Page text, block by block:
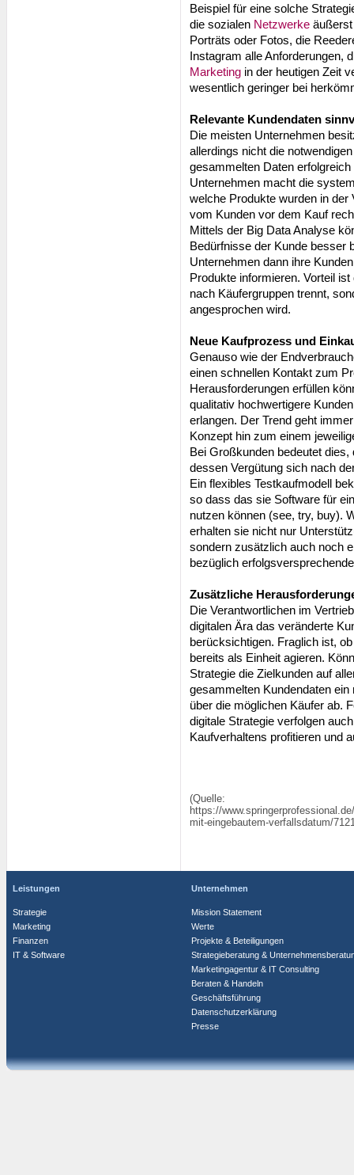
Beispiel für eine solche
die sozialen Netzwerke
Porträts oder Fotos, die
Instagram alle Anforderungen,
Marketing in der heutigen Zeit
wesentlich geringer bei
Relevante Kundendaten
Die meisten Unternehmen
allerdings nicht die
gesammelten Daten
Unternehmen macht die
welche Produkte wurden in der
vom Kunden vor dem Kauf
Mittels der Big Data Analyse
Bedürfnisse der Kunde besser
Unternehmen dann ihre
Produkte informieren. Vorteil
nach Käufergruppen trennt,
angesprochen wird.
Neue Kaufprozess und
Genauso wie der
einen schnellen Kontakt zum
Herausforderungen erfüllen
qualitativ hochwertigere
erlangen. Der Trend geht
Konzept hin zum einem
Bei Großkunden bedeutet
dessen Vergütung sich nach
Ein flexibles Testkaufmodell
so dass das sie Software für
nutzen können (see, try, buy).
erhalten sie nicht nur
sondern zusätzlich auch noch
bezüglich
Zusätzliche
Die Verantwortlichen im
digitalen Ära das veränderte
berücksichtigen. Fraglich ist,
bereits als Einheit agieren.
Strategie die Zielkunden auf
gesammelten Kundendaten
über die möglichen Käufer ab.
digitale Strategie verfolgen
Kaufverhaltens profitieren und
(Quelle:
https://
mit-eingebautem-verfallsdatum/
Leistungen
Strategie
Marketing
Finanzen
IT & Software
Unternehmen
Mission Statement
Werte
Projekte & Beteiligungen
Strategieberatung &
Marketingagentur & IT Consulting
Beraten & Handeln
Geschäftsführung
Datenschutzerklärung
Presse